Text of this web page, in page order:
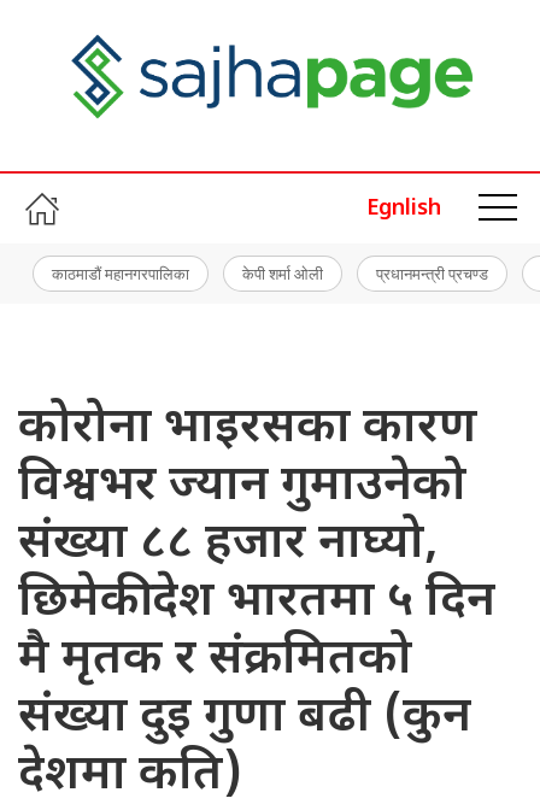
Egnlish
काठमाडौं महानगरपालिका केपी शर्मा ओली प्रधानमन्त्री प्रचण्ड
कोरोना भाइरसका कारण
विश्वभर ज्यान गुमाउनेको
संख्या ८८ हजार नाघ्यो,
छिमेकी देश भारतमा ५ दिन
मै मृतक र संक्रमितको
संख्या दुइ गुणा बढी (कुन
देशमा कति)